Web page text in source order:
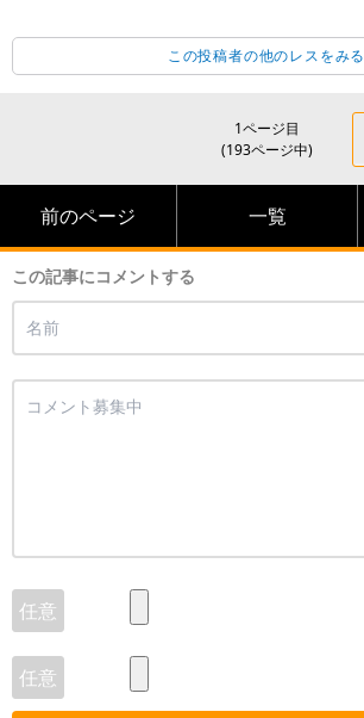
この投稿者の他のレスをみる
1ページ目
(193ページ中)
前のページ 一覧
この記事にコメントする